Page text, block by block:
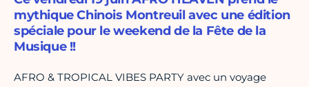
mythique Chinois Montreuil avec une édition
spéciale pour le weekend de la Fête de la
Musique !!
AFRO & TROPICAL VIBES PARTY avec un voyage